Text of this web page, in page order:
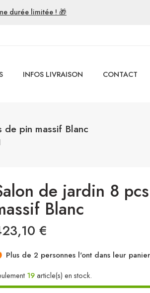
durée limitée ! 🎁
INFOS LIVRAISON CONTACT
pin massif Blanc
de jardin 8
Blanc
€
Plus de 2 personnes l'ont dans leur panier
19article(s) en stock.